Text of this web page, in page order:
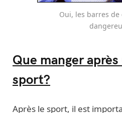
Oui, les barres de
Que manger
sport?
Après le sport, il est